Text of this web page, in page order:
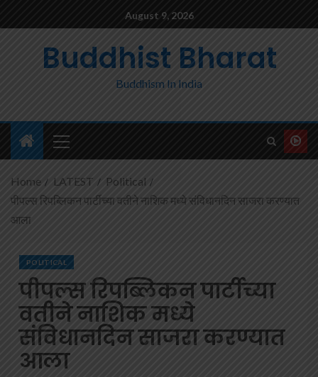
August 9, 2026
Buddhist Bharat
Buddhism In India
Home LATEST
Political
पीपल्स रिपब्लिकन पार्टीच्या वतीने नाशिक मध्ये संविधानदिन साजरा करण्यात
आला
POLITICAL
पीपल्स रिपब्लिकन पार्टीच्या
वतीने नाशिक मध्ये
संविधानदिन साजरा करण्यात
आला